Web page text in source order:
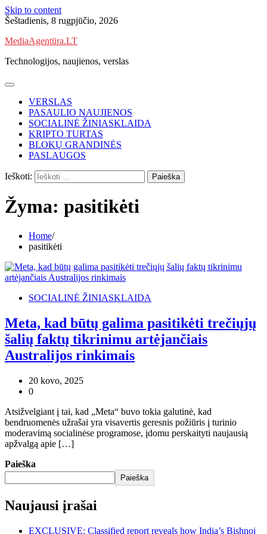
Skip to content
Šeštadienis, 8 rugpjūčio, 2026
MediaAgentūra.LT
Technologijos, naujienos, verslas
VERSLAS
PASAULIO NAUJIENOS
SOCIALINĖ ŽINIASKLAIDA
KRIPTO TURTAS
BLOKŲ GRANDINĖS
PASLAUGOS
Ieškoti:
Žyma: pasitikėti
Home
pasitikėti
SOCIALINĖ ŽINIASKLAIDA
Meta, kad būtų galima pasitikėti trečiųjų
šalių faktų tikrinimu artėjančiais
Australijos rinkimais
20 kovo, 2025
0
Atsižvelgiant į tai, kad „Meta“ buvo tokia galutinė, kad
bendruomenės užrašai yra visavertis geresnis požiūris į turinio
moderavimą socialinėse programose, įdomu perskaityti naujausią
apžvalgą apie […]
Paieška
Paieška
Naujausi įrašai
EXCLUSIVE: Classified report reveals how India’s Bishnoi